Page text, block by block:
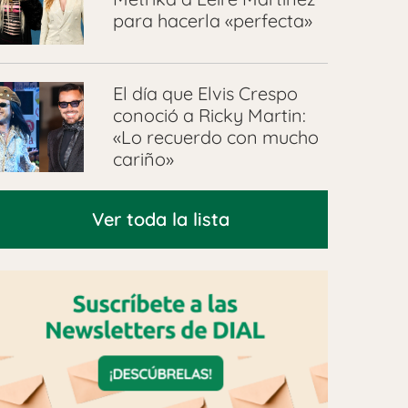
para hacerla «perfecta»
El día que Elvis Crespo
conoció a Ricky Martin:
«Lo recuerdo con mucho
cariño»
Ver toda la lista